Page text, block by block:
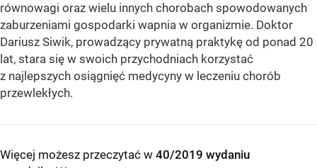
równowagi oraz wielu innych chorobach spowodowanych
zaburzeniami gospodarki wapnia w organizmie. Doktor
Dariusz Siwik, prowadzący prywatną praktykę od ponad 20
lat, stara się w swoich przychodniach korzystać
z najlepszych osiągnięć medycyny w leczeniu chorób
przewlekłych.
Więcej możesz przeczytać w 40/2019 wydaniu